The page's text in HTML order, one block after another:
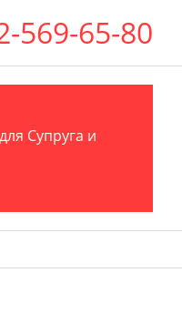
569-65-80
Супруга и